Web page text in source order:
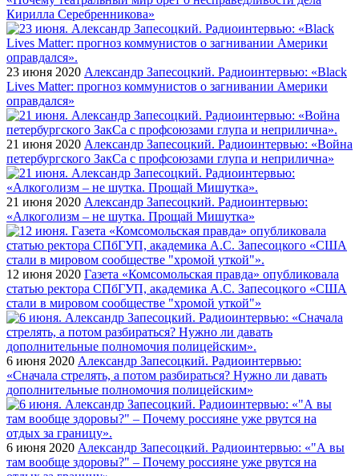
Кирилла Серебренникова»
23 июня 2020 Александр Запесоцкий. Радиоинтервью: «Black
Lives Matter: прогноз коммунистов о загнивании Америки
оправдался»
21 июня 2020 Александр Запесоцкий. Радиоинтервью: «Война
петербургского ЗакСа с профсоюзами глупа и неприлична»
21 июня 2020 Александр Запесоцкий. Радиоинтервью:
«Алкоголизм – не шутка. Прощай Мишутка»
12 июня 2020 Газета «Комсомольская правда» опубликовала
статью ректора СПбГУП, академика А.С. Запесоцкого «США
стали в мировом сообществе "хромой уткой"»
6 июня 2020 Александр Запесоцкий. Радиоинтервью:
«Сначала стрелять, а потом разбираться? Нужно ли давать
дополнительные полномочия полицейским»
6 июня 2020 Александр Запесоцкий. Радиоинтервью: «"А вы
там вообще здоровы?" – Почему россияне уже рвутся на